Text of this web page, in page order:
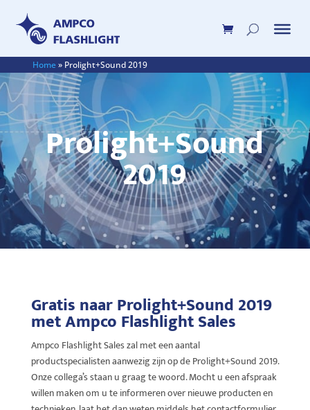
Home» Prolight+Sound 2019
Prolight+Sound
2019
Gratis naar Prolight+Sound 2019
met Ampco Flashlight Sales
Ampco Flashlight Sales zal met een aantal
productspecialisten aanwezig zijn op de Prolight+Sound 2019.
Onze collega’s staan u graag te woord. Mocht u een afspraak
willen maken om u te informeren over nieuwe producten en